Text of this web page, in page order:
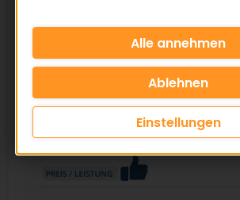
Einstellungen